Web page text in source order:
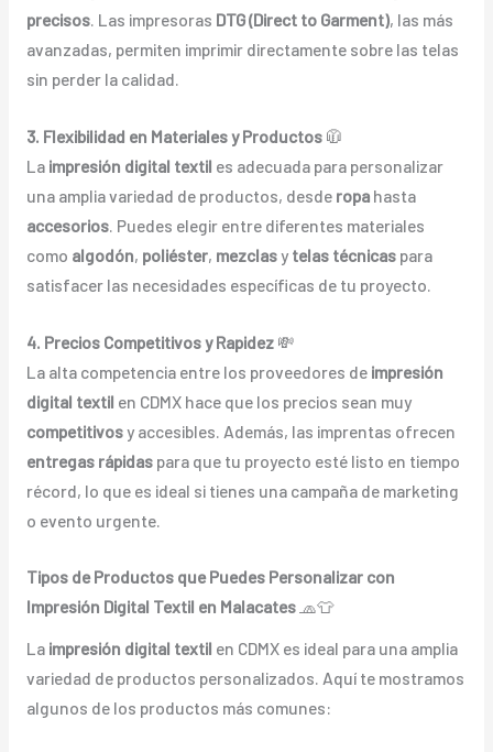
precisos. Las impresoras DTG (Direct to Garment), las más
avanzadas, permiten imprimir directamente sobre las telas
sin perder la calidad.
3. Flexibilidad en Materiales y Productos🧥
La impresión digital textil es adecuada para personalizar
una amplia variedad de productos, desde ropahasta
accesorios. Puedes elegir entre diferentes materiales
como algodón, poliéster, mezclasy telas técnicaspara
satisfacer las necesidades específicas de tu proyecto.
4. Precios Competitivos y Rapidez💸
La alta competencia entre los proveedores de impresión
digital textil en CDMX hace que los precios sean muy
competitivosy accesibles. Además, las imprentas ofrecen
entregas rápidaspara que tu proyecto esté listo en tiempo
récord, lo que es ideal si tienes una campaña de marketing
o evento urgente.
Tipos de Productos que Puedes Personalizar con
Impresión Digital Textil en Malacates🧢👕
La impresión digital textil en CDMX es ideal para una amplia
variedad de productos personalizados. Aquí te mostramos
algunos de los productos más comunes: